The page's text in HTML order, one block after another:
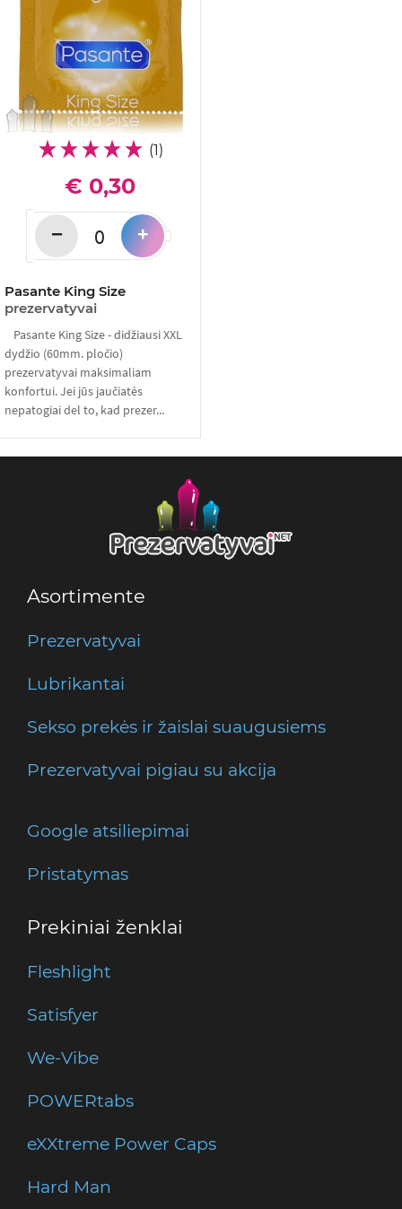
(1)
Pasante King Size
prezervatyvai
€ 0,30
− +
Pasante King Size - didžiausi XXL
dydžio (60mm. pločio)
prezervatyvai maksimaliam
konfortui. Jei jūs jaučiatės
nepatogiai del to, kad prezer...
Asortimente
Prezervatyvai
Lubrikantai
Sekso prekės ir žaislai suaugusiems
Prezervatyvai pigiau su akcija
Google atsiliepimai
Pristatymas
Prekiniai ženklai
Fleshlight
Satisfyer
We-Vibe
POWERtabs
eXXtreme Power Caps
Hard Man